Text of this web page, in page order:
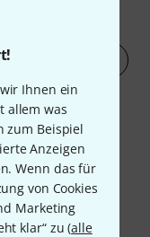
Ihnen ein
allem was
zum Beispiel
Anzeigen
Wenn das für
von Cookies
Marketing
klar“ zu (alle